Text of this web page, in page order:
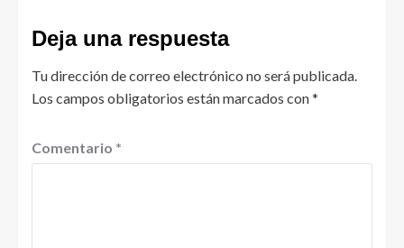
Deja una respuesta
Tu dirección de correo electrónico no será publicada.
Los campos obligatorios están marcados con*
Comentario *